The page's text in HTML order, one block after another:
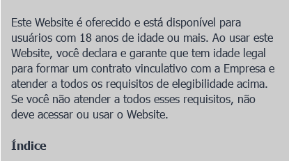
Este Website é oferecido e está disponível para
usuários com 18 anos de idade ou mais. Ao usar este
Website, você declara e garante que tem idade legal
para formar um contrato vinculativo com a Empresa e
atender a todos os requisitos de elegibilidade acima.
Se você não atender a todos esses requisitos, não
deve acessar ou usar o Website.
Índice